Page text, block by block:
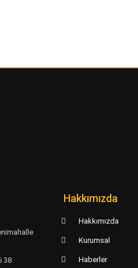
38
Hakkımızda
Hakkımızda
Kurumsal
Haberler